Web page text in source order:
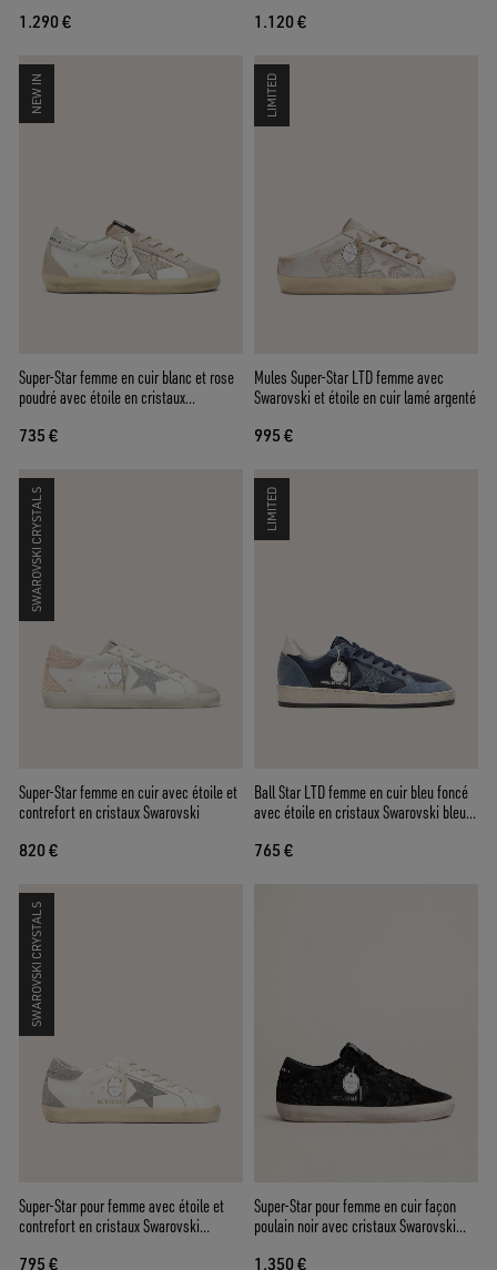
1.290 € 1.120 €
NEW IN
Super-Star femme en cuir blanc et rose
poudré avec étoile en cristaux
735 €
LIMITED
Mules Super-Star LTD femme avec
Swarovski et étoile en cuir lamé argenté
995 €
SWAROVSKI CRYSTALS
Super-Star femme en cuir avec étoile et
contrefort en cristaux Swarovski
820 €
LIMITED
Ball Star LTD femme en cuir bleu foncé
avec étoile en cristaux Swarovski bleu
765 €
SWAROVSKI CRYSTALS
Super-Star pour femme avec étoile et
contrefort en cristaux Swarovski
795 €
Super-Star pour femme en cuir façon
poulain noir avec cristaux Swarovski
1.350 €